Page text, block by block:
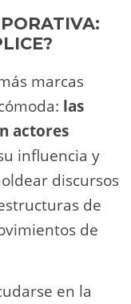
marcas
las
actores
influencia y
discursos
de
de
en la